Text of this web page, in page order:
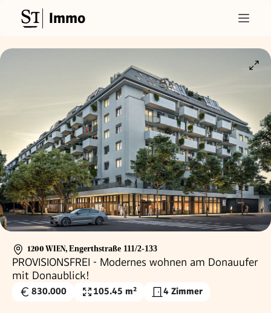
Immo
1200 WIEN, Engerthstraße 111/2-133
PROVISIONSFREI - Modernes wohnen am Donauufer
mit Donaublick!
Kaufpreis
830.000
Nutzfläche
105.45 m² 4 Zimmer